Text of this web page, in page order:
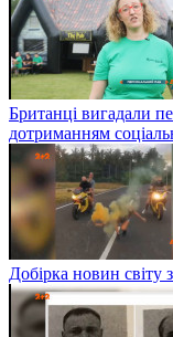
Британці вигадали
дотриманням
Добірка новин світу